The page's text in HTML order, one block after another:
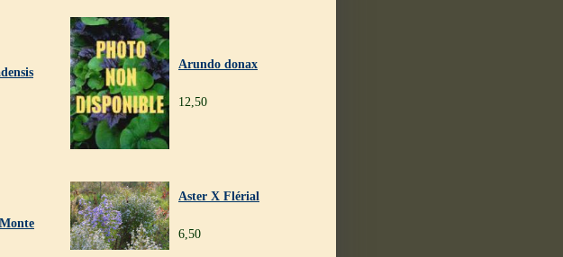
Arundo donax
12,50
Aster X Flérial
6,50